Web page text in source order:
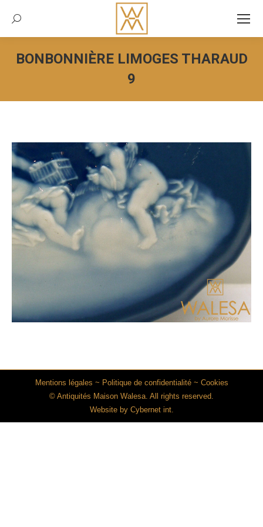
Recherche:
BONBONNIÈRE LIMOGES THARAUD
9
Vous êtes ici :
Mentions légales ~ Politique de confidentialité~ Cookies
© Antiquités Maison Walesa. All rights reserved.
Website by Cybernet int.